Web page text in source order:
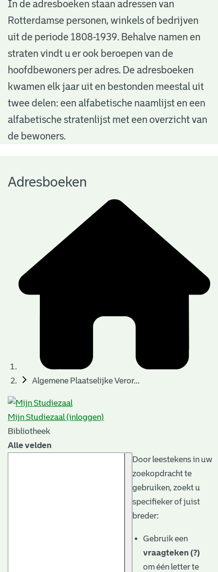
A
d
e
b
o
e
e
In de adresboeken staan adressen van
Rotterdamse personen, winkels of bedrijven
uit de periode 1808-1939. Behalve namen en
straten vindt u er ook beroepen van de
hoofdbewoners per adres. De adresboeken
kwamen elk jaar uit en bestonden meestal uit
twee delen: een alfabetische naamlijst en een
alfabetische stratenlijst met een overzicht van
de bewoners.
Adresboeken
Algemene Plaatselijke Veror...
Mijn Studiezaal (inloggen)
Bibliotheek
Alle velden
Door leestekens in uw
zoekopdracht te
gebruiken, zoekt u
specifieker of juist
breder:
Gebruik een
vraagteken (?)
om één letter te